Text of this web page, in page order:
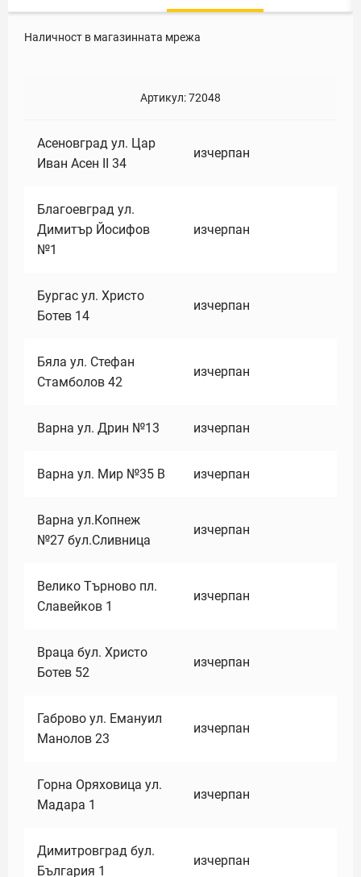
Наличност в магазинната мрежа
Артикул:72048
Асеновград ул. Цар
Иван Асен II 34
изчерпан
Благоевград ул.
Димитър Йосифов
№1
изчерпан
Бургас ул. Христо
Ботев 14
изчерпан
Бяла ул. Стефан
Стамболов 42
изчерпан
Варна ул. Дрин №13 изчерпан
Варна ул. Мир №35 В изчерпан
Варна ул.Копнеж
№27 бул.Сливница
изчерпан
Велико Търново пл.
Славейков 1
изчерпан
Враца бул. Христо
Ботев 52
изчерпан
Габрово ул. Емануил
Манолов 23
изчерпан
Горна Оряховица ул.
Мадара 1
изчерпан
Димитровград бул.
България 1
изчерпан